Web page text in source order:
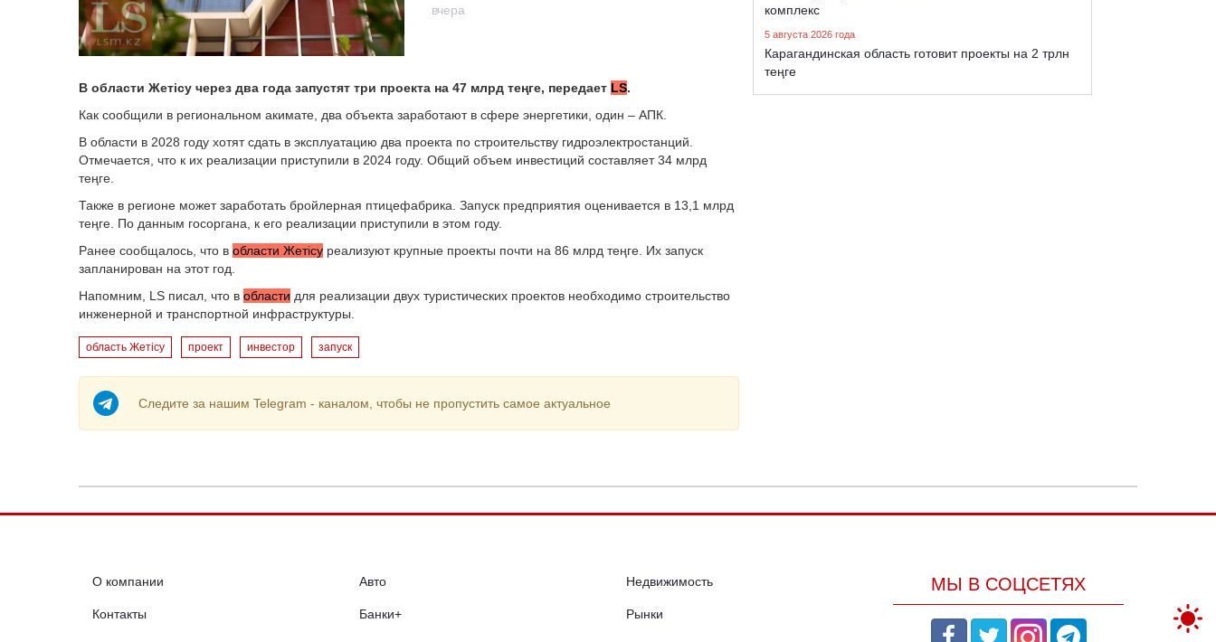
вчера
В области Жетісу через два года запустят три проекта на 47 млрд теңге, передает LS.
Как сообщили в региональном акимате, два объекта заработают в сфере энергетики, один – АПК.
В области в 2028 году хотят сдать в эксплуатацию два проекта по строительству гидроэлектростанций.
Отмечается, что к их реализации приступили в 2024 году. Общий объем инвестиций составляет 34 млрд
теңге.
Также в регионе может заработать бройлерная птицефабрика. Запуск предприятия оценивается в 13,1 млрд
теңге. По данным госоргана, к его реализации приступили в этом году.
Ранее сообщалось, что в области Жетісу реализуют крупные проекты почти на 86 млрд теңге. Их запуск
запланирован на этот год.
Напомним, LS писал, что в области для реализации двух туристических проектов необходимо строительство
инженерной и транспортной инфраструктуры.
область Жетісу проект инвестор запуск
Следите за нашим Telegram - каналом, чтобы не пропустить самое актуальное
комплекс
5 августа 2026 года
Карагандинская область готовит проекты на 2 трлн
теңге
О компании
Контакты
Авто
Банки+
Недвижимость
Рынки
МЫ В СОЦСЕТЯХ